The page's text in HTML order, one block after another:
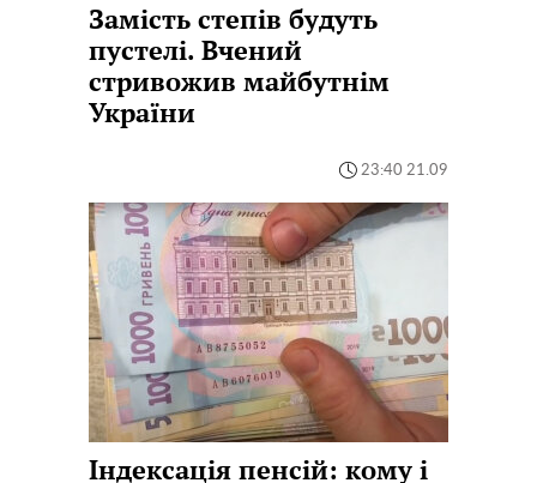
Замість степів будуть
пустелі. Вчений
стривожив майбутнім
України
23:40 21.09
Індексація пенсій: кому і